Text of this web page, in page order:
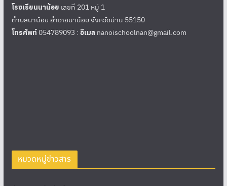
โรงเรียนนาน้อย เลขที่ 201 หมู่ 1
ตำบลนาน้อย อำเภอนาน้อย จังหวัดน่าน 55150
โทรศัพท์054789093 : อีเมลnanoischoolnan@gmail.com
หมวดหมู่ข่าวสาร